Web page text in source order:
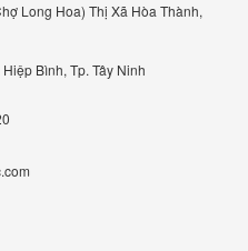
Long Hoa) Thị Xã Hòa Thành,
Bình, Tp. Tây Ninh